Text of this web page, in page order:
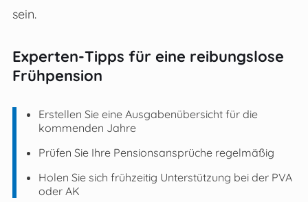
sein.
Experten-Tipps für eine reibungslose
Frühpension
Erstellen Sie eine Ausgabenübersicht für die
kommenden Jahre
Prüfen Sie Ihre Pensionsansprüche regelmäßig
Holen Sie sich frühzeitig Unterstützung bei der PVA
oder AK